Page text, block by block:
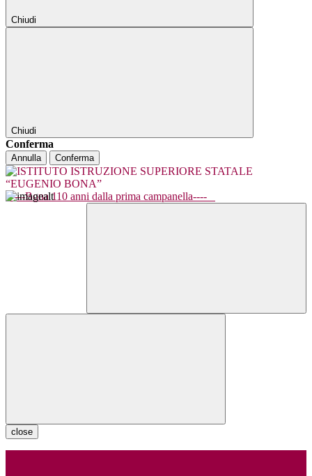
Chiudi
Chiudi
Conferma
Annulla Conferma
----Bona 110 anni dalla prima campanella----
close